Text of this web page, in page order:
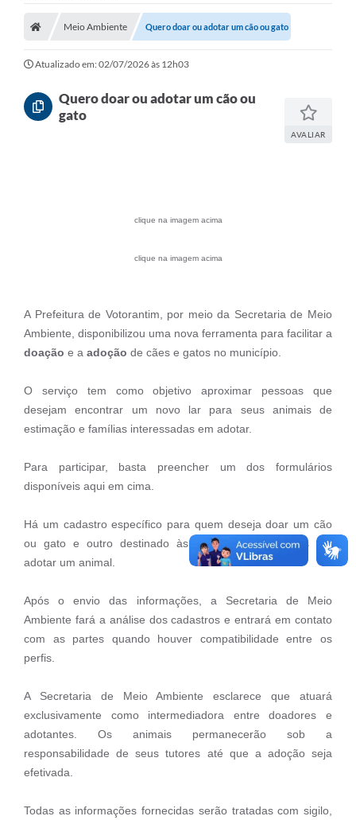
Carta de Serviços
Vagas PAT
Transparência
Perguntas e Respostas Frequentes
Plano Municipal de Retomada das Aulas Presenciais
Diário Oficial
Jornal (Edições anteriores)
Uso de Internet e Recursos de Informática
Arquivos para Download
Guarda Civil Municipal (GCM)
Manual para arquivo de remessa – NFSe
Lei de Acesso à Informação
Legislação
Notícias
Contato
Meio Ambiente Quero doar ou adotar um cão ou gato
Atualizado em: 02/07/2026 às 12h03
Quero doar ou adotar um cão ou
gato
AVALIAR
clique na imagem acima
clique na imagem acima
A Prefeitura de Votorantim, por meio da Secretaria de Meio
Ambiente, disponibilizou uma nova ferramenta para facilitar a
doação e a adoção de cães e gatos no município.
O serviço tem como objetivo aproximar pessoas que
desejam encontrar um novo lar para seus animais de
estimação e famílias interessadas em adotar.
Para participar, basta preencher um dos formulários
disponíveis aqui em cima.
Há um cadastro específico para quem deseja doar um cão
ou gato e outro destinado às pessoas interessadas em
adotar um animal.
Após o envio das informações, a Secretaria de Meio
Ambiente fará a análise dos cadastros e entrará em contato
com as partes quando houver compatibilidade entre os
perfis.
A Secretaria de Meio Ambiente esclarece que atuará
exclusivamente como intermediadora entre doadores e
adotantes. Os animais permanecerão sob a
responsabilidade de seus tutores até que a adoção seja
efetivada.
Todas as informações fornecidas serão tratadas com sigilo,